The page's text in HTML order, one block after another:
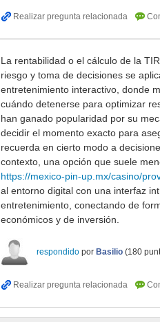
La rentabilidad o el cálculo de la
riesgo y toma de decisiones se
entretenimiento interactivo, donde
cuándo detenerse para optimizar
han ganado popularidad por su
decidir el momento exacto para
recuerda en cierto modo a
contexto, una opción que suele
https://mexico-pin-up.mx/casino/
al entorno digital con una interfaz
entretenimiento, conectando de
económicos y de inversión.
respondido por Basilio (180